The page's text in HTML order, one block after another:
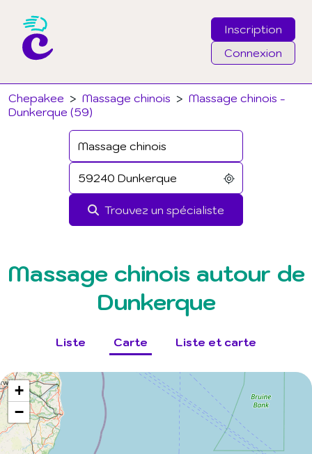
Inscription
Connexion
Chepakee > Massage chinois > Massage chinois -
Dunkerque (59)
Trouvez un spécialiste
Email
Mot de passe
J'ai oublié mon mot de passe
Connexion
Massage chinois autour de
Dunkerque
Liste Carte Liste et carte
+
−